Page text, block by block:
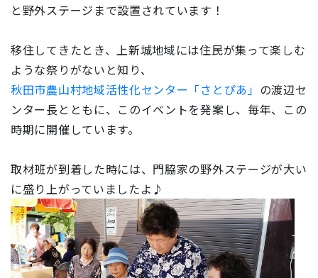
と野外ステージまで設置されています！
移住してきたとき、上新城地域には住民が集って楽しむ
ような祭りがないと知り、
秋田市農山村地域活性化センター「さとぴあ」 の渡辺セ
ンター長とともに、このイベントを発案し、毎年、この
時期に開催しています。
取材班が到着した時には、門脇家の野外ステージが大い
に盛り上がっていましたよ♪